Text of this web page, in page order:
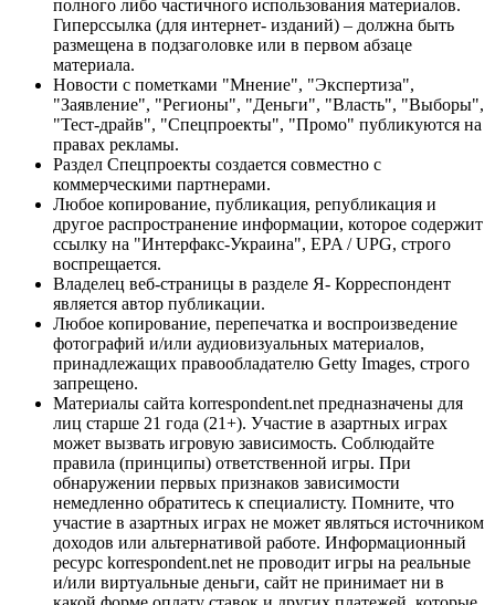
полного либо частичного использования материалов.
Гиперссылка (для интернет- изданий) – должна быть
размещена в подзаголовке или в первом абзаце
материала.
Новости с пометками "Мнение", "Экспертиза",
"Заявление", "Регионы", "Деньги", "Власть", "Выборы",
"Тест-драйв", "Спецпроекты", "Промо" публикуются на
правах рекламы.
Раздел Спецпроекты создается совместно с
коммерческими партнерами.
Любое копирование, публикация, републикация и
другое распространение информации, которое содержит
ссылку на "Интерфакс-Украина", EPA / UPG, строго
воспрещается.
Владелец веб-страницы в разделе Я- Корреспондент
является автор публикации.
Любое копирование, перепечатка и воспроизведение
фотографий и/или аудиовизуальных материалов,
принадлежащих правообладателю Getty Images, строго
запрещено.
Материалы сайта korrespondent.net предназначены для
лиц старше 21 года (21+). Участие в азартных играх
может вызвать игровую зависимость. Соблюдайте
правила (принципы) ответственной игры. При
обнаружении первых признаков зависимости
немедленно обратитесь к специалисту. Помните, что
участие в азартных играх не может являться источником
доходов или альтернативой работе. Информационный
ресурс korrespondent.net не проводит игры на реальные
и/или виртуальные деньги, сайт не принимает ни в